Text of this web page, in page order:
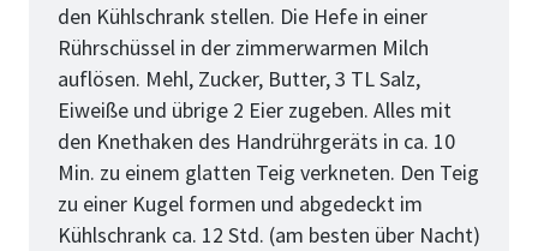
den Kühlschrank stellen. Die Hefe in einer
Rührschüssel in der zimmerwarmen Milch
auflösen. Mehl, Zucker, Butter, 3 TL Salz,
Eiweiße und übrige 2 Eier zugeben. Alles mit
den Knethaken des Handrührgeräts in ca. 10
Min. zu einem glatten Teig verkneten. Den Teig
zu einer Kugel formen und abgedeckt im
Kühlschrank ca. 12 Std. (am besten über Nacht)